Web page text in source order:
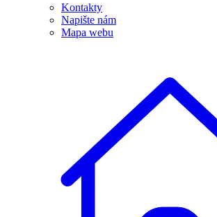
Kontakty
Napište nám
Mapa webu